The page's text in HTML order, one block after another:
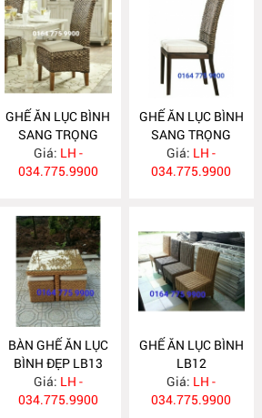
GHẾ ĂN LỤC BÌNH
SANG TRỌNG
LB16
Giá: LH -
034.775.9900
GHẾ ĂN LỤC BÌNH
SANG TRỌNG
LB15
Giá: LH -
034.775.9900
BÀN GHẾ ĂN LỤC
BÌNH ĐẸP LB13
Giá: LH -
034.775.9900
GHẾ ĂN LỤC BÌNH
LB12
Giá: LH -
034.775.9900